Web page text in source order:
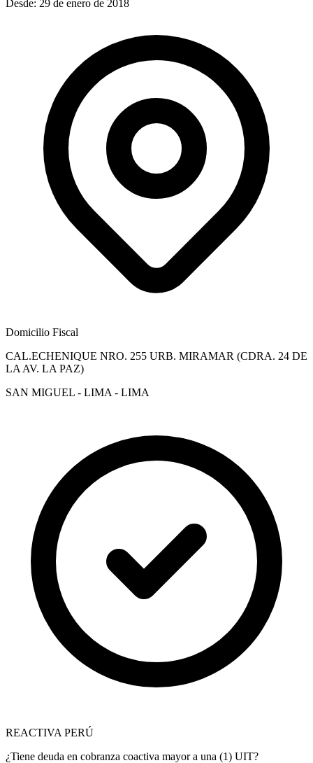
Desde: 29 de enero de 2018
Domicilio Fiscal
CAL.ECHENIQUE NRO. 255 URB. MIRAMAR (CDRA. 24 DE
LA AV. LA PAZ)
SAN MIGUEL - LIMA - LIMA
REACTIVA PERÚ
¿Tiene deuda en cobranza coactiva mayor a una (1) UIT?